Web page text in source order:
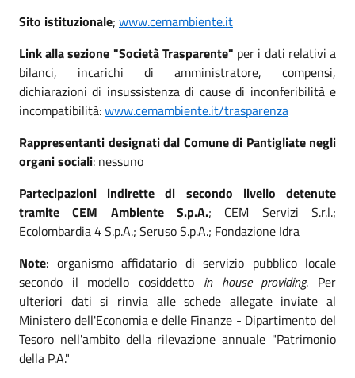
Sito istituzionale; www.cemambiente.it
Link alla sezione "Società Trasparente" per i dati relativi a
bilanci, incarichi di amministratore, compensi,
dichiarazioni di insussistenza di cause di inconferibilità e
incompatibilità:www.cemambiente.it/trasparenza
Rappresentanti designati dal Comune di Pantigliate negli
organi sociali: nessuno
Partecipazioni indirette di secondo livello detenute
tramite CEM Ambiente S.p.A.; CEM Servizi S.r.l.;
Ecolombardia 4 S.p.A.; Seruso S.p.A.; Fondazione Idra
Note: organismo affidatario di servizio pubblico locale
secondo il modello cosiddetto in house providing. Per
ulteriori dati si rinvia alle schede allegate inviate al
Ministero dell'Economia e delle Finanze - Dipartimento del
Tesoro nell'ambito della rilevazione annuale "Patrimonio
della P.A."